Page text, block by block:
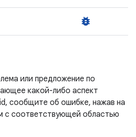
bug_report
или предложение по
какой-либо аспект
сообщите об ошибке, нажав на
с соответствующей областью